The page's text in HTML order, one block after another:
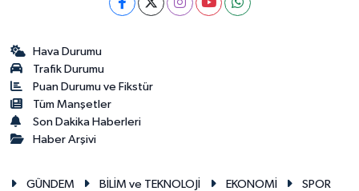
Hava Durumu
Trafik Durumu
Puan Durumu ve Fikstür
Tüm Manşetler
Son Dakika Haberleri
Haber Arşivi
GÜNDEM BİLİM ve TEKNOLOJİ EKONOMİ
SPOR